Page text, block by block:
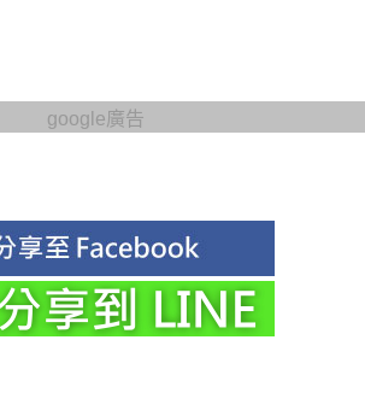
google廣告